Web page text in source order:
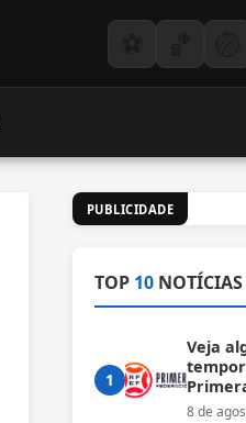
PUBLICIDADE
TOP 10 NOTÍCIAS
1
Veja
8 de